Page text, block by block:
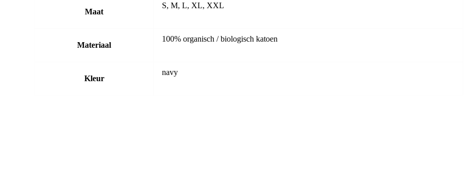
Maat
S, M, L, XL, XXL
Materiaal
100% organisch / biologisch katoen
Kleur
navy